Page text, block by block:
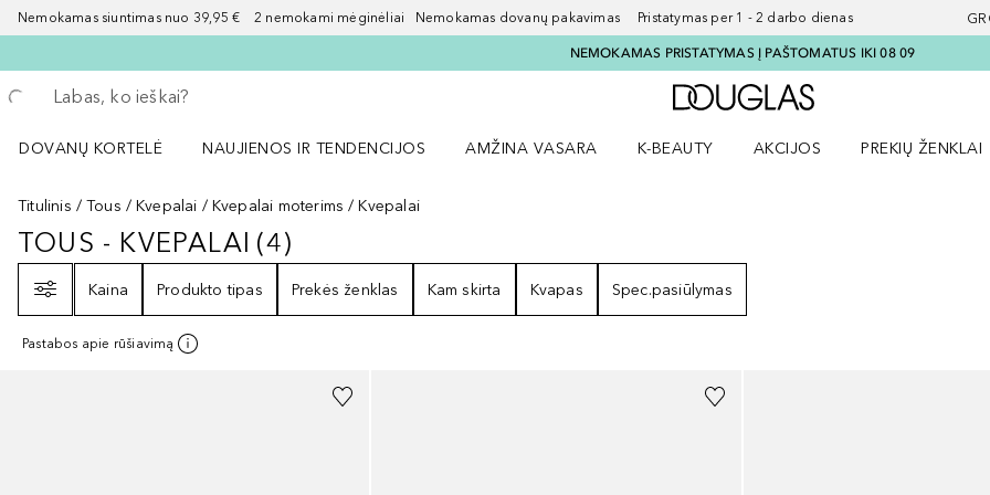
Nemokamas siuntimas nuo 39,95 € 2 nemokami mėginėliai Nemokamas dovanų pakavimas Pristatymas per 1 - 2 darbo dienas
NEMOKAMAS PRISTATYMAS Į PAŠTOMATUS IKI 08 09
Grįžk atgal
Vykdykite paiešką
Į Douglas pagrindinį
DOVANŲ KORTELĖ
NAUJIENOS IR TENDENCIJOS
AMŽINA VASARA
K-BEAUTY
AKCIJOS
PREKIŲ ŽENKLAI
Titulinis
Tous Kvepalai Kvepalai moterims Kvepalai
TOUS - KVEPALAI4
TOUS - KVEPALAI (4)
Kaina
Produkto tipas Prekės ženklas Kam skirta Kvapas Spec.pasiūlymas
Pastabos apie rūšiavimą